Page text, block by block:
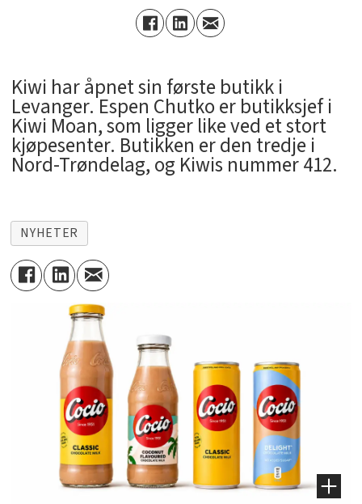
Kiwi har åpnet sin første butikk i
Levanger. Espen Chutko er butikksjef i
Kiwi Moan, som ligger like ved et stort
kjøpesenter. Butikken er den tredje i
Nord-Trøndelag, og Kiwis nummer 412.
NYHETER